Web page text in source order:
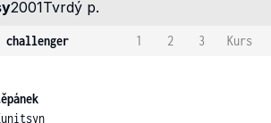
2001Tvrdý p.
challenger 1 2 3
Kurs